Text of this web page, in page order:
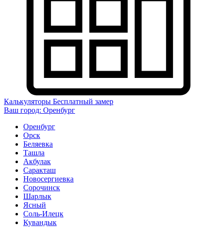
Калькуляторы Бесплатный замер
Ваш город: Оренбург
Оренбург
Орск
Беляевка
Ташла
Акбулак
Саракташ
Новосергиевка
Сорочинск
Шарлык
Ясный
Соль-Илецк
Кувандык